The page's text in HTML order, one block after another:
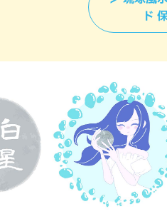
ド